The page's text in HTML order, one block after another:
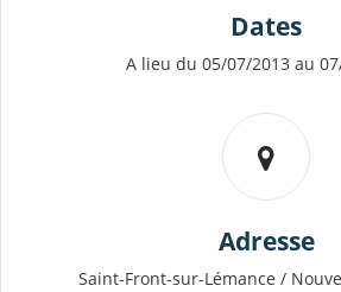
Dates
A lieu du 05/07/2013 au
Adresse
Saint-Front-sur-Lémance /